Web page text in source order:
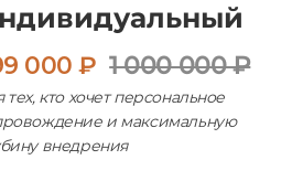
000 ₽ 1 000 000 ₽
тех, кто хочет персональное
и максимальную
внедрения